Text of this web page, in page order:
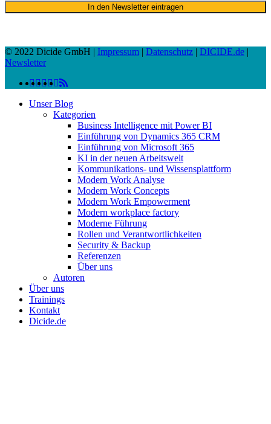
© 2022 Dicide GmbH | Impressum | Datenschutz | DICIDE.de |
Newsletter
twitter
facebook
linkedinyoutube
RSS
instagram
spotify
vk
Close
Unser Blog
Kategorien
Business Intelligence mit Power BI
Einführung von Dynamics 365 CRM
Einführung von Microsoft 365
KI in der neuen Arbeitswelt
Kommunikations- und Wissensplattform
Modern Work Analyse
Modern Work Concepts
Modern Work Empowerment
Modern workplace factory
Moderne Führung
Rollen und Verantwortlichkeiten
Security & Backup
Referenzen
Über uns
Autoren
Über uns
Trainings
Kontakt
Dicide.de